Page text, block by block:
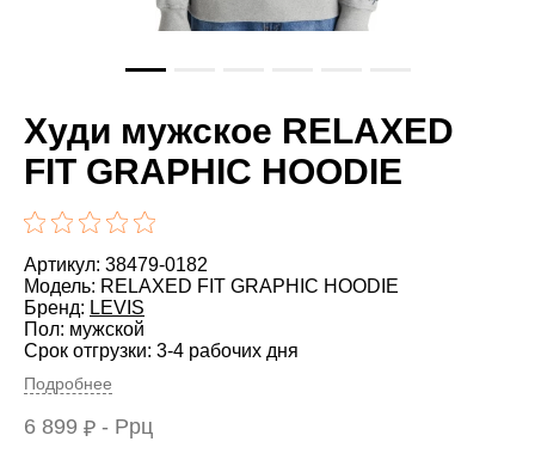
Худи мужское RELAXED
FIT GRAPHIC HOODIE
Артикул: 38479-0182
Модель: RELAXED FIT GRAPHIC HOODIE
Бренд: LEVIS
Пол: мужской
Срок отгрузки: 3-4 рабочих дня
Подробнее
6 899 ₽ - Ррц